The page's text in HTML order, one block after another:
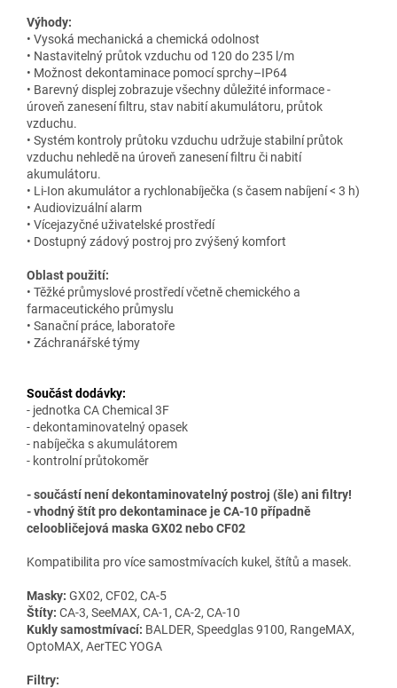
Výhody:
• Vysoká mechanická a chemická odolnost
• Nastavitelný průtok vzduchu od 120 do 235 l/m
• Možnost dekontaminace pomocí sprchy–IP64
• Barevný displej zobrazuje všechny důležité informace -
úroveň zanesení filtru, stav nabití akumulátoru, průtok
vzduchu.
• Systém kontroly průtoku vzduchu udržuje stabilní průtok
vzduchu nehledě na úroveň zanesení filtru či nabití
akumulátoru.
• Li-Ion akumulátor a rychlonabíječka (s časem nabíjení < 3 h)
• Audiovizuální alarm
• Vícejazyčné uživatelské prostředí
• Dostupný zádový postroj pro zvýšený komfort
Oblast použití:
• Těžké průmyslové prostředí včetně chemického a
farmaceutického průmyslu
• Sanační práce, laboratoře
• Záchranářské týmy
Součást dodávky:
- jednotka CA Chemical 3F
- dekontaminovatelný opasek
- nabíječka s akumulátorem
- kontrolní průtokoměr
- součástí není dekontaminovatelný postroj (šle) ani filtry!
- vhodný štít pro dekontaminace je CA-10 případně
celoobličejová maska GX02 nebo CF02
Kompatibilita pro více samostmívacích kukel, štítů a masek.
Masky: GX02, CF02, CA-5
Štíty: CA-3, SeeMAX, CA-1, CA-2, CA-10
Kukly samostmívací: BALDER, Speedglas 9100, RangeMAX,
OptoMAX, AerTEC YOGA
Filtry: